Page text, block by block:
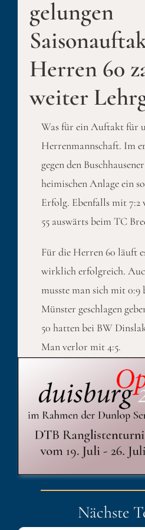
gelungen
Herren 60
weiter
Was für ein Auftakt für
Herrenmannschaft. Im
gegen den
heimischen Anlage ein
Erfolg. Ebenfalls mit 7:2
55 auswärts beim TC
Für die Herren 60 läuft
wirklich erfolgreich.
musste man sich mit
Münster geschlagen
50 hatten bei BW
Man verlor mit 4:5.
Published On: 11. Mai
Kategorien:Sport
Nächste